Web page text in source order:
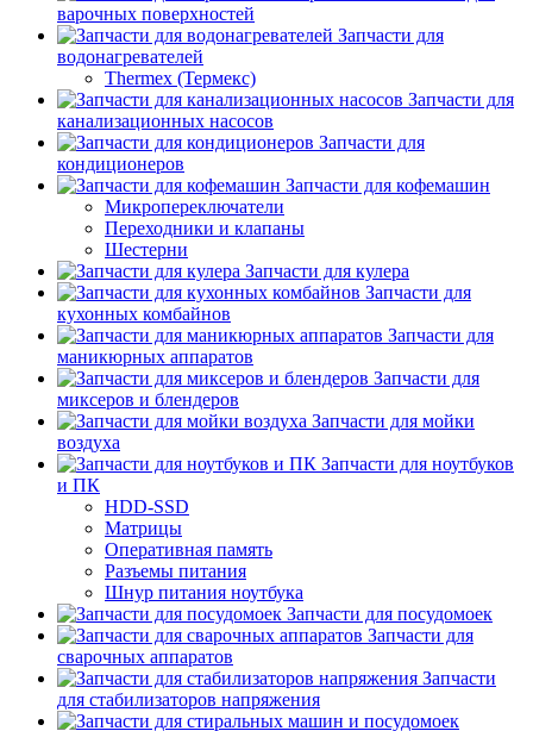
варочных поверхностей
Запчасти для
водонагревателей
Thermex (Термекс)
Запчасти для
канализационных насосов
Запчасти для
кондиционеров
Запчасти для кофемашин
Микропереключатели
Переходники и клапаны
Шестерни
Запчасти для кулера
Запчасти для
кухонных комбайнов
Запчасти для
маникюрных аппаратов
Запчасти для
миксеров и блендеров
Запчасти для мойки
воздуха
Запчасти для ноутбуков
и ПК
HDD-SSD
Матрицы
Оперативная память
Разъемы питания
Шнур питания ноутбука
Запчасти для посудомоек
Запчасти для
сварочных аппаратов
Запчасти
для стабилизаторов напряжения